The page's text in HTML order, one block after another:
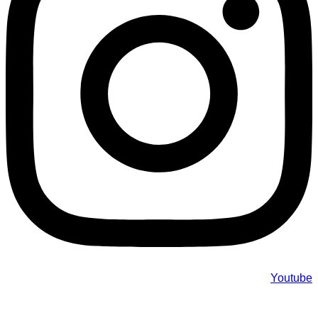
Youtube